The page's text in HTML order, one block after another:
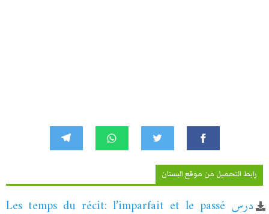
رابط التحميل من موقع البستان
درس Les temps du récit: l’imparfait et le passé